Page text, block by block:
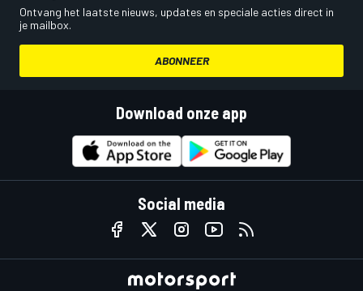
Ontvang het laatste nieuws, updates en speciale acties direct in
je mailbox.
ABONNEER
Download onze app
Social media